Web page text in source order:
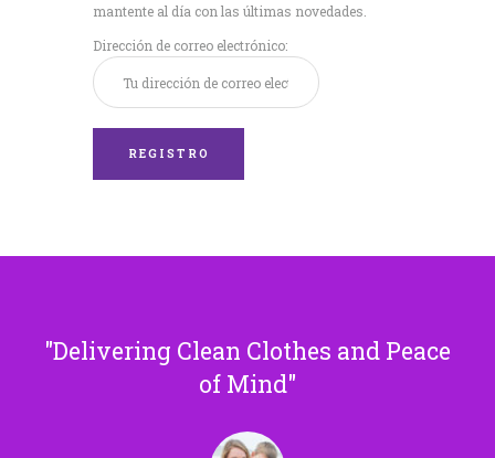
mantente al día con las últimas novedades.
Dirección de correo electrónico:
Delivering Clean Clothes and Peace
of Mind